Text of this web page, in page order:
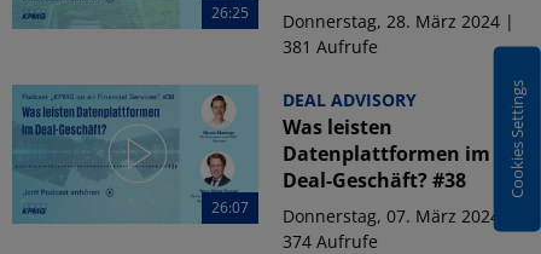
26:25
Donnerstag, 28. März 2024 |
381 Aufrufe
26:07
DEAL ADVISORY
Was leisten
Datenplattformen im
Deal-Geschäft? #38
Donnerstag, 07. März 2024 |
374 Aufrufe
Cookies Settings